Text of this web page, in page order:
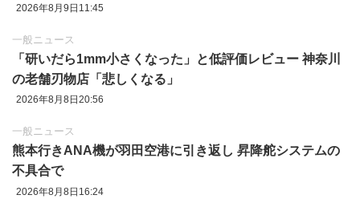
2026年8月9日11:45
一般ニュース
「研いだら1mm小さくなった」と低評価レビュー 神奈川
の老舗刃物店「悲しくなる」
2026年8月8日20:56
一般ニュース
熊本行きANA機が羽田空港に引き返し 昇降舵システムの
不具合で
2026年8月8日16:24